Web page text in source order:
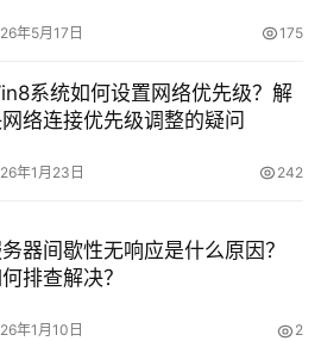
年5月17日 175
系统如何设置网络优先级？解
络连接优先级调整的疑问
年1月23日 242
器间歇性无响应是什么原因？
排查解决？
年1月10日 2